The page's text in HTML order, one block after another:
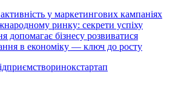
у маркетингових кампаніях
ринку: секрети успіху
допомагає бізнесу розвиватися
в економіку — ключ до росту
ринокстартап